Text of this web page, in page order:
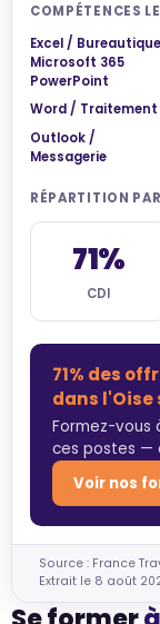
COMPÉTENCES
Excel / Bureautique
Microsoft 365
PowerPoint
Word / Traitement
Outlook /
Messagerie
RÉPARTITION
71%
CDI
71% des
dans l'Oise
Formez-vous
ces postes —
Voir nos
Source : France
Extrait le 8 août